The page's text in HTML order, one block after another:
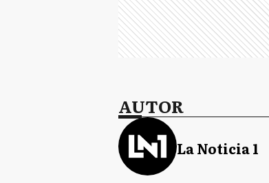
AUTOR
La Noticia 1